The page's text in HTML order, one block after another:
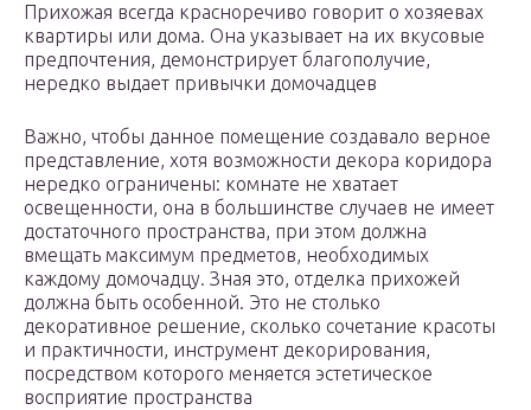
Прихожая всегда красноречиво говорит о хозяевах
квартиры или дома. Она указывает на их вкусовые
предпочтения, демонстрирует благополучие,
нередко выдает привычки домочадцев
Важно, чтобы данное помещение создавало верное
представление, хотя возможности декора коридора
нередко ограничены: комнате не хватает
освещенности, она в большинстве случаев не имеет
достаточного пространства, при этом должна
вмещать максимум предметов, необходимых
каждому домочадцу. Зная это, отделка прихожей
должна быть особенной. Это не столько
декоративное решение, сколько сочетание красоты
и практичности, инструмент декорирования,
посредством которого меняется эстетическое
восприятие пространства